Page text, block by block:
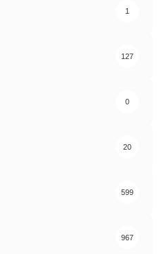
1
127
0
20
599
967